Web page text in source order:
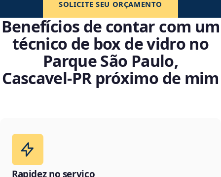
SOLICITE SEU ORÇAMENTO
Benefícios de contar com um
técnico de box de vidro no
Parque São Paulo,
Cascavel‑PR próximo de mim
Rapidez no serviço